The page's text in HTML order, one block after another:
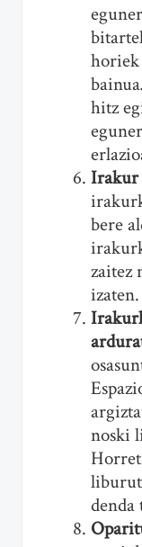
horiek
hitz
Irakur
bere
zaitez
izaten.
noski